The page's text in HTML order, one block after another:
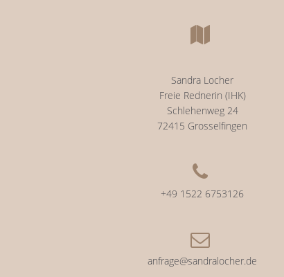
Sandra Locher
Freie Rednerin (IHK)
Schlehenweg 24
72415 Grosselfingen
+49 1522 6753126
anfrage@sandralocher.de